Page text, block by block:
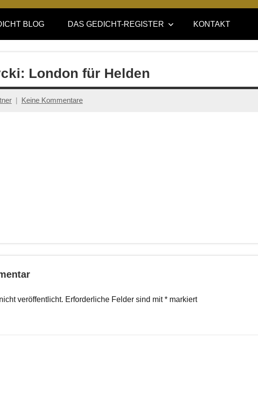
BLOG DAS GEDICHT-REGISTER KONTAKT
London für Helden
Keine Kommentare
veröffentlicht. Erforderliche Felder sind mit* markiert